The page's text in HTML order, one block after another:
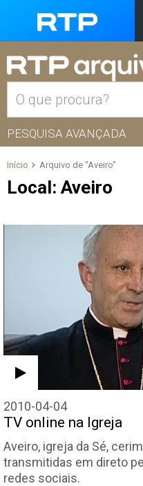
PESQUISA AVANÇADA
Início Arquivo de "Aveiro"
Local:Aveiro
2010-04-04
TV online na Igreja
Aveiro, igreja da Sé,
transmitidas em direto
redes sociais.